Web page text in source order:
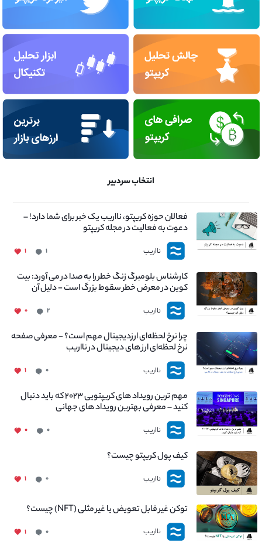
انتخاب سردبیر
فعالان حوزه کریپتو، نااریب یک خبر برای شما دارد! –
دعوت به فعالیت در مجله کریپتو
نااریب ۱ ۱
کارشناس بلومبرگ زنگ خطر را به صدا در می آورد: بیت
کوین در معرض خطر سقوط بزرگ است - دلیل آن
چیست؟
نااریب ۲ ۰
چرا نرخ لحظه‌ای ارزدیجیتال مهم است؟ - معرفی صفحه
نرخ لحظه‌ای ارز های دیجیتال در نااریب
نااریب ۰ ۱
مهم ترین رویداد های کریپتویی ۲۰۲۳ که باید دنبال
کنید – معرفی بهترین رویداد های جهانی
نااریب ۰ ۰
کیف پول کریپتو چیست؟
نااریب ۰ ۱
توکن غیر قابل تعویض یا غیر مثلی (NFT) چیست؟
نااریب ۰ ۱